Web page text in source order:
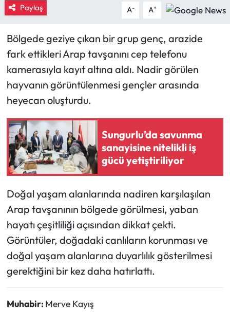
Paylaş A- A+
Bölgede geziye çıkan bir grup genç, arazide
fark ettikleri Arap tavşanını cep telefonu
kamerasıyla kayıt altına aldı. Nadir görülen
hayvanın görüntülenmesi gençler arasında
heyecan oluşturdu.
Sungurlu’da savunma
sanayisine nitelikli iş
gücü yetiştiriliyor
Doğal yaşam alanlarında nadiren karşılaşılan
Arap tavşanının bölgede görülmesi, yaban
hayatı çeşitliliği açısından dikkat çekti.
Görüntüler, doğadaki canlıların korunması ve
doğal yaşam alanlarına duyarlılık gösterilmesi
gerektiğini bir kez daha hatırlattı.
Muhabir: Merve Kayış
Kimdir?
Kültür Sanat
Laçin Haberleri
Magazin
Mecitözü Haberleri
Oğuzlar Haberleri
Ortaköy Haberleri
Osmancık Haberleri
Otomotiv
Resmi İlan
Resmi Reklam
Sağlık